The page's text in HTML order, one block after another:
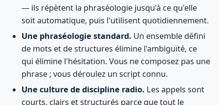
— ils répètent la phraséologie jusqu'à ce qu'elle
soit automatique, puis l'utilisent quotidiennement.
Une phraséologie standard. Un ensemble défini
de mots et de structures élimine l'ambiguïté, ce
qui élimine l'hésitation. Vous ne composez pas une
phrase ; vous déroulez un script connu.
Une culture de discipline radio. Les appels sont
courts, clairs et structurés parce que tout le